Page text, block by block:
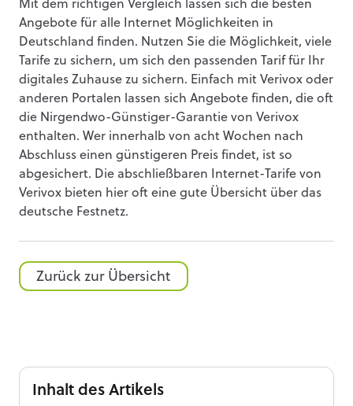
Mit dem richtigen Vergleich lassen sich die besten
Angebote für alle Internet Möglichkeiten in
Deutschland finden. Nutzen Sie die Möglichkeit, viele
Tarife zu sichern, um sich den passenden Tarif für Ihr
digitales Zuhause zu sichern. Einfach mit Verivox oder
anderen Portalen lassen sich Angebote finden, die oft
die Nirgendwo-Günstiger-Garantie von Verivox
enthalten. Wer innerhalb von acht Wochen nach
Abschluss einen günstigeren Preis findet, ist so
abgesichert. Die abschließbaren Internet-Tarife von
Verivox bieten hier oft eine gute Übersicht über das
deutsche Festnetz.
Zurück zur Übersicht
Inhalt des Artikels